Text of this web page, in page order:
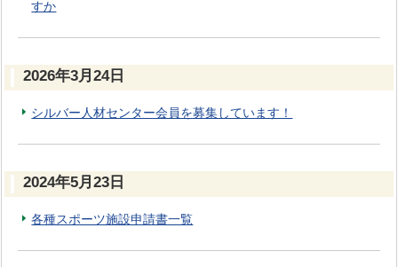
すか
2026年3月24日
シルバー人材センター会員を募集しています！
2024年5月23日
各種スポーツ施設申請書一覧